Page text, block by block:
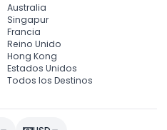
Australia
Singapur
Francia
Reino Unido
Hong Kong
Estados Unidos
Todos los Destinos